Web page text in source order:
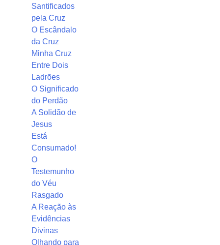
Santificados
pela Cruz
O Escândalo
da Cruz
Minha Cruz
Entre Dois
Ladrões
O Significado
do Perdão
A Solidão de
Jesus
Está
Consumado!
O
Testemunho
do Véu
Rasgado
A Reação às
Evidências
Divinas
Olhando para